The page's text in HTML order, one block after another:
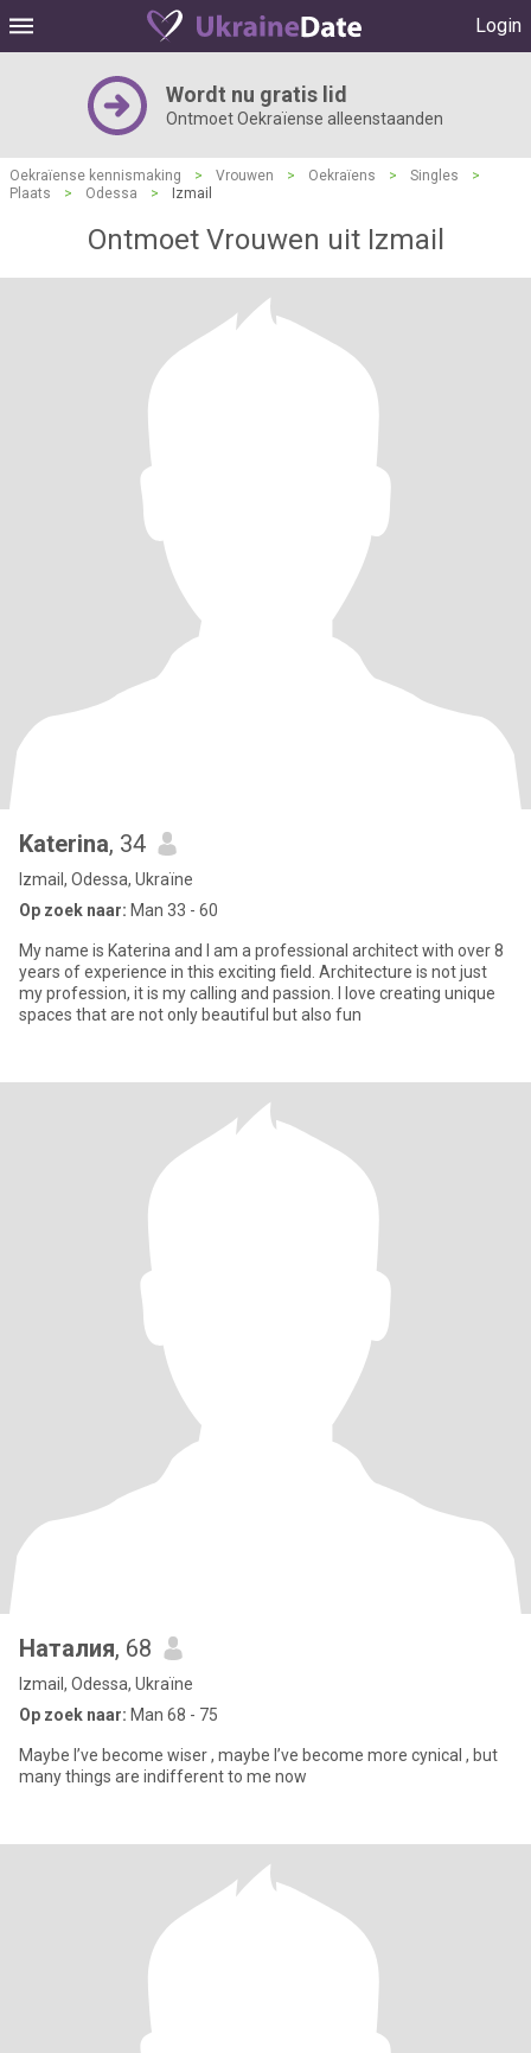
Login
Wordt nu gratis lid
Ontmoet Oekraïense alleenstaanden
Oekraïense kennismaking > Vrouwen > Oekraïens > Singles
>
Plaats
> Odessa > Izmail
Ontmoet Vrouwen uit Izmail
Katerina, 34
Izmail, Odessa, Ukraïne
Op zoek naar: Man 33 - 60
My name is Katerina and I am a professional architect with over 8
years of experience in this exciting field. Architecture is not just
my profession, it is my calling and passion. I love creating unique
spaces that are not only beautiful but also fun
Наталия, 68
Izmail, Odessa, Ukraïne
Op zoek naar: Man 68 - 75
Maybe I’ve become wiser , maybe I’ve become more cynical , but
many things are indifferent to me now